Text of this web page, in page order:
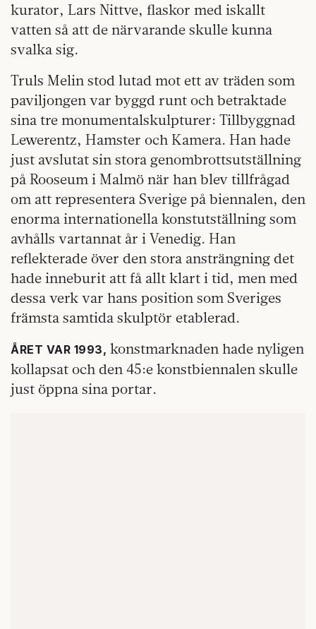
kurator, Lars Nittve, flaskor med iskallt
vatten så att de närvarande skulle kunna
svalka sig.
Truls Melin stod lutad mot ett av träden som
paviljongen var byggd runt och betraktade
sina tre monumentalskulpturer: Tillbyggnad
Lewerentz, Hamster och Kamera. Han hade
just avslutat sin stora genombrottsutställning
på Rooseum i Malmö när han blev tillfrågad
om att representera Sverige på biennalen, den
enorma internationella konstutställning som
avhålls vartannat år i Venedig. Han
reflekterade över den stora ansträngning det
hade inneburit att få allt klart i tid, men med
dessa verk var hans position som Sveriges
främsta samtida skulptör etablerad.
ÅRET VAR 1993, konstmarknaden hade nyligen
kollapsat och den 45:e konstbiennalen skulle
just öppna sina portar.